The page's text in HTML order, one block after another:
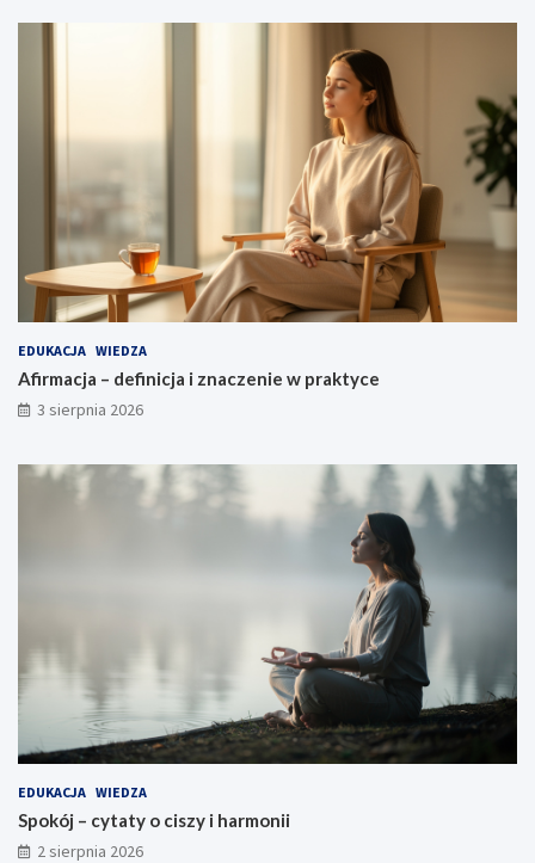
EDUKACJA WIEDZA
Afirmacja – definicja i znaczenie w praktyce
3 sierpnia 2026
EDUKACJA WIEDZA
Spokój – cytaty o ciszy i harmonii
2 sierpnia 2026